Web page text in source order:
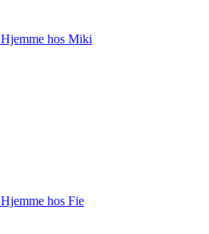
Hjemme hos Miki
Hjemme hos Fie